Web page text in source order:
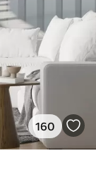
160